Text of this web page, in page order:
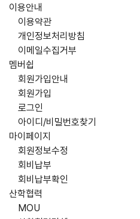
이용안내
이용약관
개인정보처리방침
이메일수집거부
멤버쉽
회원가입안내
회원가입
로그인
아이디/비밀번호찾기
마이페이지
회원정보수정
회비납부
회비납부확인
산학협력
MOU